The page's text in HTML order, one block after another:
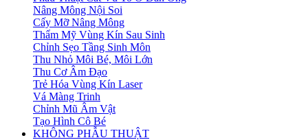
Nâng Mông Nội Soi
Cấy Mỡ Nâng Mông
Thẩm Mỹ Vùng Kín Sau Sinh
Chỉnh Sẹo Tầng Sinh Môn
Thu Nhỏ Môi Bé, Môi Lớn
Thu Cơ Âm Đạo
Trẻ Hóa Vùng Kín Laser
Vá Màng Trinh
Chỉnh Mũ Âm Vật
Tạo Hình Cô Bé
KHÔNG PHẪU THUẬT